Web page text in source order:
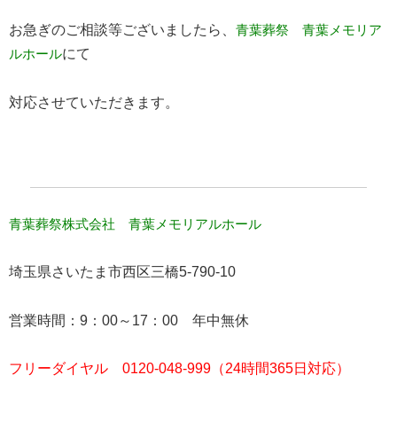
お急ぎのご相談等ございましたら、 青葉葬祭 青葉メモリア
ルホールにて
対応させていただきます。
青葉葬祭株式会社 青葉メモリアルホール
埼玉県さいたま市西区三橋5-790-10
営業時間：9：00～17：00 年中無休
フリーダイヤル 0120-048-999（24時間365日対応）